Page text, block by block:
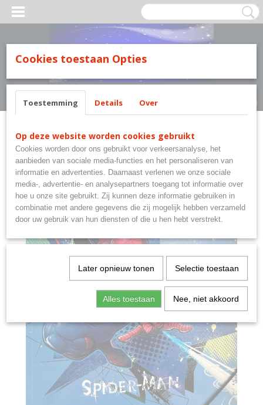
Inloggen Registreren
(0)
Home >Marvel's Spiderman>Spiderman elastomap A4
Cookies toestaan Opties
Toestemming Details Over
Op deze website worden cookies gebruikt
Cookies worden door ons gebruikt voor verkeersanalyse, het
aanbieden van sociale media-functies en het personaliseren van
informatie en advertenties. Daarnaast verlenen we onze sociale
media-, advertentie- en analysepartners toegang tot informatie over
hoe u onze site gebruikt. Zij kunnen deze informatie gebruiken in
combinatie met andere gegevens die zij mogelijk hebben verzameld
door uw gebruik van hun diensten of die u hen hebt verstrekt.
Later opnieuw tonen Selectie toestaan
Alles toestaan Nee, niet akkoord